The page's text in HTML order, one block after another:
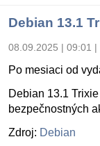
Debian 13.1
08.09.2025 | 09:01 |
Po mesiaci od
Debian 13.1
bezpečnostných
Zdroj: Debian